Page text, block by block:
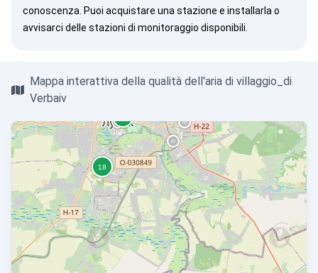
conoscenza. Puoi acquistare una stazione e installarla o
avvisarci delle stazioni di monitoraggio disponibili.
Mappa interattiva della qualità dell'aria di villaggio_di
Verbaiv